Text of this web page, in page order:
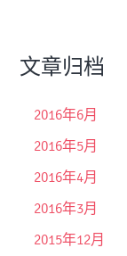
文章归档
2016年6月
2016年5月
2016年4月
2016年3月
2015年12月